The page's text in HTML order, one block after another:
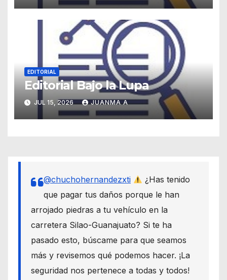
EDITORIAL
Editorial Bajo la Lupa
JUL 15, 2026 JUANMA A
@chuchohernandezxti
¿Has tenido
que pagar tus daños porque le han
arrojado piedras a tu vehículo en la
carretera Silao-Guanajuato? Si te ha
pasado esto, búscame para que seamos
más y revisemos qué podemos hacer. ¡La
seguridad nos pertenece a todas y todos!